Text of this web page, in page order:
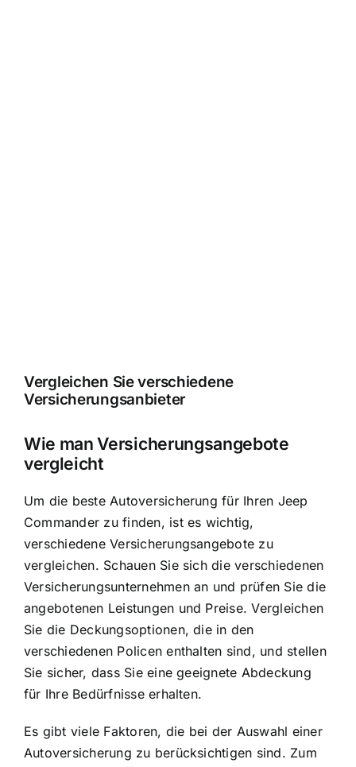
Vergleichen Sie verschiedene
Versicherungsanbieter
Wie man Versicherungsangebote
vergleicht
Um die beste Autoversicherung für Ihren Jeep
Commander zu finden, ist es wichtig,
verschiedene Versicherungsangebote zu
vergleichen. Schauen Sie sich die verschiedenen
Versicherungsunternehmen an und prüfen Sie die
angebotenen Leistungen und Preise. Vergleichen
Sie die Deckungsoptionen, die in den
verschiedenen Policen enthalten sind, und stellen
Sie sicher, dass Sie eine geeignete Abdeckung
für Ihre Bedürfnisse erhalten.
Es gibt viele Faktoren, die bei der Auswahl einer
Autoversicherung zu berücksichtigen sind. Zum